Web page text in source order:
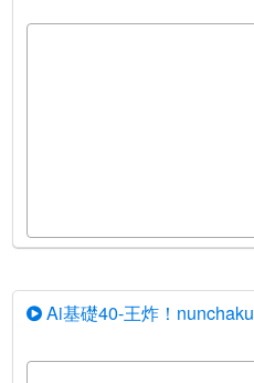
Ai基礎40-王炸！nunchaku